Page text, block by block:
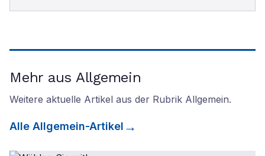
Mehr aus Allgemein
Weitere aktuelle Artikel aus der Rubrik Allgemein.
Alle Allgemein-Artikel